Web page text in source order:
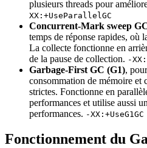
plusieurs threads pour
XX:+UseParallelGC
Concurrent-Mark sweep
temps de réponse rapides, où
La collecte fonctionne en
de la pause de collection. -
Garbage-First GC (G1),
consommation de mémoire et
strictes. Fonctionne en
performances et utilise aussi
performances. -XX:+UseG1GC
Fonctionnement du